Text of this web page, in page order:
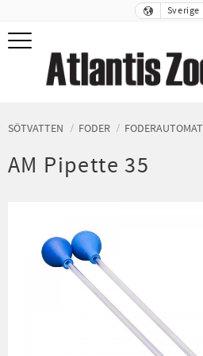
Meny
Sverige
SÖTVATTEN FODER FODERAUTOMAT
AM Pipette 35